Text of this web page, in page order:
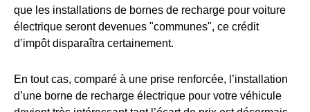
que les installations de bornes de recharge pour voiture
électrique seront devenues "communes", ce crédit
d’impôt disparaîtra certainement.
En tout cas, comparé à une prise renforcée, l’installation
d’une borne de recharge électrique pour votre véhicule